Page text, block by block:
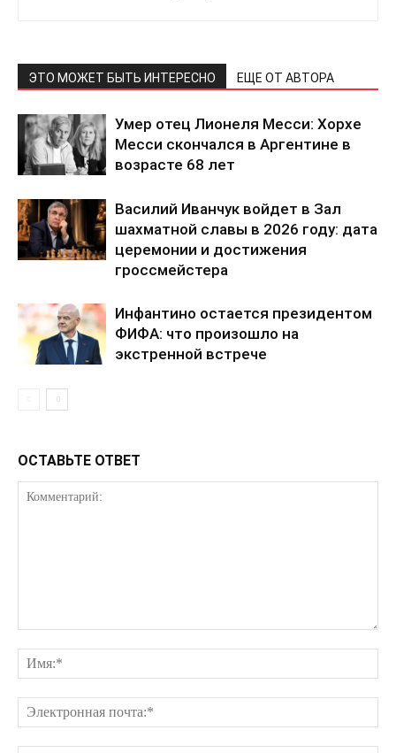
КавПолит
ЭТО МОЖЕТ БЫТЬ ИНТЕРЕСНО ЕЩЕ ОТ АВТОРА
Умер отец Лионеля Месси: Хорхе
Месси скончался в Аргентине в
возрасте 68 лет
Василий Иванчук войдет в Зал
шахматной славы в 2026 году: дата
церемонии и достижения
гроссмейстера
Инфантино остается президентом
ФИФА: что произошло на
экстренной встрече
ОСТАВЬТЕ ОТВЕТ